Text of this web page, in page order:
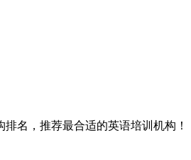
名，推荐最合适的英语培训机构！